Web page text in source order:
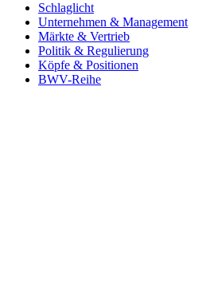
Schlaglicht
Unternehmen & Management
Märkte & Vertrieb
Politik & Regulierung
Köpfe & Positionen
BWV-Reihe